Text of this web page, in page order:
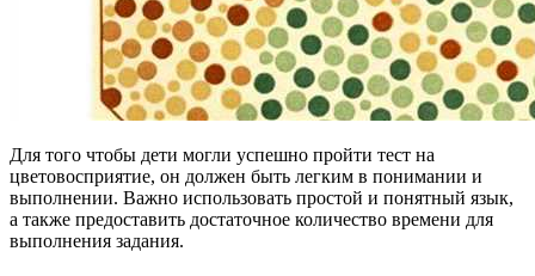
Для того чтобы дети могли успешно пройти тест на
цветовосприятие, он должен быть легким в понимании и
выполнении. Важно использовать простой и понятный язык,
а также предоставить достаточное количество времени для
выполнения задания.